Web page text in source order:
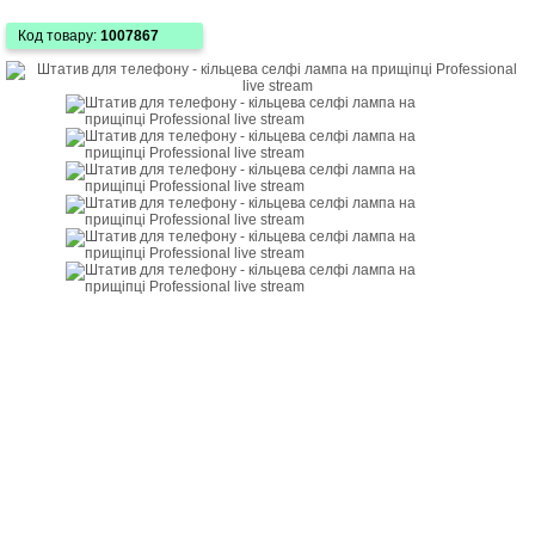
Код товару: 1007867